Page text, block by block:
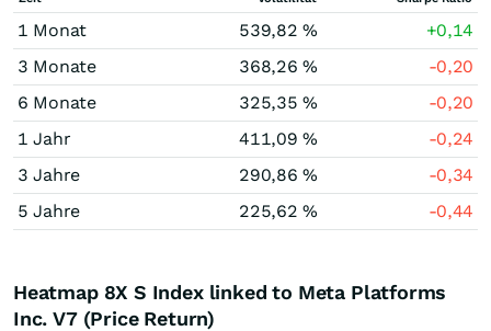
1 Monat 539,82 %
+0,14
3 Monate
368,26 %
-0,20
6 Monate
325,35 %
-0,20
1 Jahr
411,09 %
-0,24
3 Jahre
290,86 %
-0,34
5 Jahre
225,62 % -0,44
Heatmap 8X S Index linked to Meta Platforms
Inc. V7 (Price Return)